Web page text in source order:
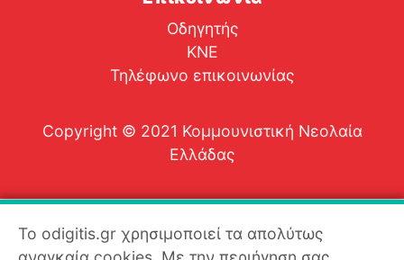
Οδηγητής
ΚΝΕ
Τηλέφωνο επικοινωνίας
Copyright © 2021 Κομμουνιστική Νεολαία
Ελλάδας
Το odigitis.gr χρησιμοποιεί τα απολύτως